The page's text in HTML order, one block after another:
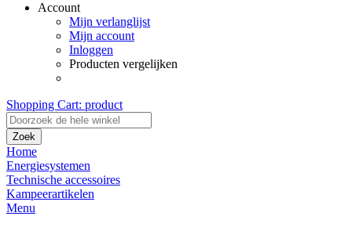
Account
Mijn verlanglijst
Mijn account
Inloggen
Producten vergelijken
Shopping Cart: product
Zoek
Home
Energiesystemen
Technische accessoires
Kampeerartikelen
Menu